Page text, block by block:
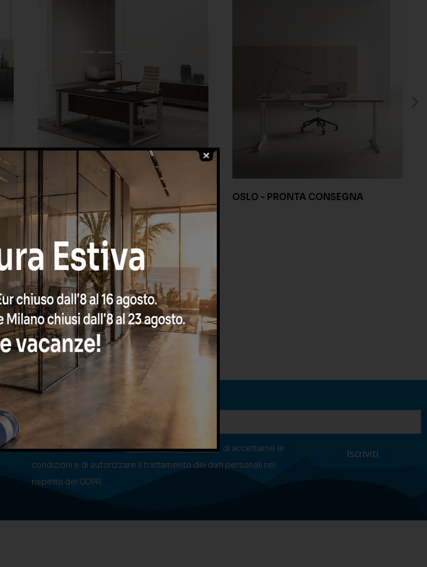
VERTIGO - PRONTA CONSEGNA OSLO - PRONTA CONSEGNA
Dichiaro di aver letto l'informativa sulla privacy , di accettarne le
condizioni e di autorizzare il trattamento dei dati personali nel
rispetto del GDPR.